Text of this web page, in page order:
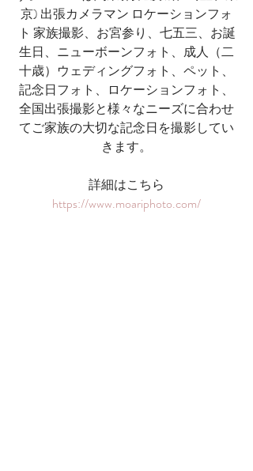
京) 出張カメラマン ロケーションフォ
ト 家族撮影、お宮参り、七五三、お誕
生日、ニューボーンフォト、成人（二
十歳）ウェディングフォト、ペット、
記念日フォト、ロケーションフォト、​
全国出張撮影と様々なニーズに合わせ
てご家族の大切な記念日を撮影してい
きます。
詳細はこちら
https://www.moariphoto.com/